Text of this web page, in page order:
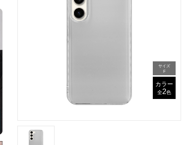
サイズ
F
カラー
全2色